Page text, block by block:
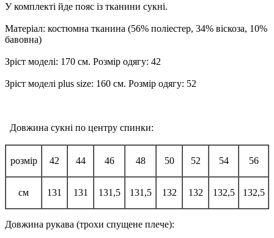
У комплекті йде пояс із тканини сукні.
Матеріал: костюмна тканина (56% поліестер, 34% віскоза, 10%
бавовна)
Зріст моделі: 170 см. Розмір одягу: 42
Зріст моделі plus size: 160 см. Розмір одягу: 52
Довжина сукні по центру спинки:
розмір 42 44 46 48 50 52 54 56
см 131 131 131,5 131,5 132 132 132,5 132,5
Довжина рукава (трохи спущене плече):